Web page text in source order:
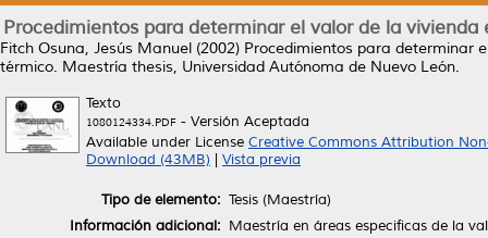
Procedimientos para determinar el valor de la
Fitch Osuna, Jesús Manuel (2002) Procedimientos para determinar
térmico. Maestría thesis, Universidad Autónoma de Nuevo León.
Texto
1080124334.PDF - Versión Aceptada
Available under License Creative Commons Attribution
Download (43MB)
Vista previa
Tipo de elemento: Tesis (Maestría)
Información adicional: Maestría en áreas especificas de la